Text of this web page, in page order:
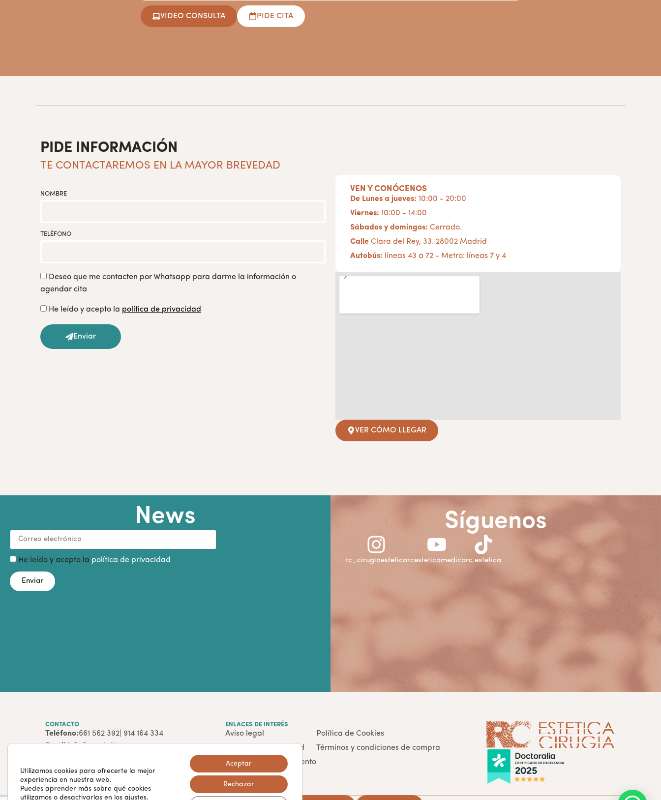
VIDEO CONSULTA PIDE CITA
PIDE INFORMACIÓN
TE CONTACTAREMOS EN LA MAYOR BREVEDAD
NOMBRE
TELÉFONO
Deseo que me contacten por Whatsapp para darme la información o
agendar cita
He leído y acepto la política de privacidad
Enviar
VEN Y CONÓCENOS
De Lunes a jueves: 10:00 - 20:00
Viernes: 10:00 - 14:00
Sábados y domingos: Cerrado.
Calle Clara del Rey, 33. 28002 Madrid
Autobús:
líneas 43 a 72 - Metro: líneas 7 y 4
VER CÓMO LLEGAR
News
He leído y acepto la política de privacidad
Enviar
Síguenos
rc_cirugiaesteticarcesteticamedicarc.estetica
CONTACTO
Teléfono:661 562 392 | 914 164 334
Emailinfo@rcestetica.com
ENLACES DE INTERÉS
Aviso legal
Política de privacidad
Derecho de desistimiento
Política de Cookies
Términos y condiciones de compra
Utilizamos cookies para ofrecerte la mejor
experiencia en nuestra web.
Puedes aprender más sobre qué cookies
utilizamos o desactivarlas en los ajustes.
Aceptar
Rechazar